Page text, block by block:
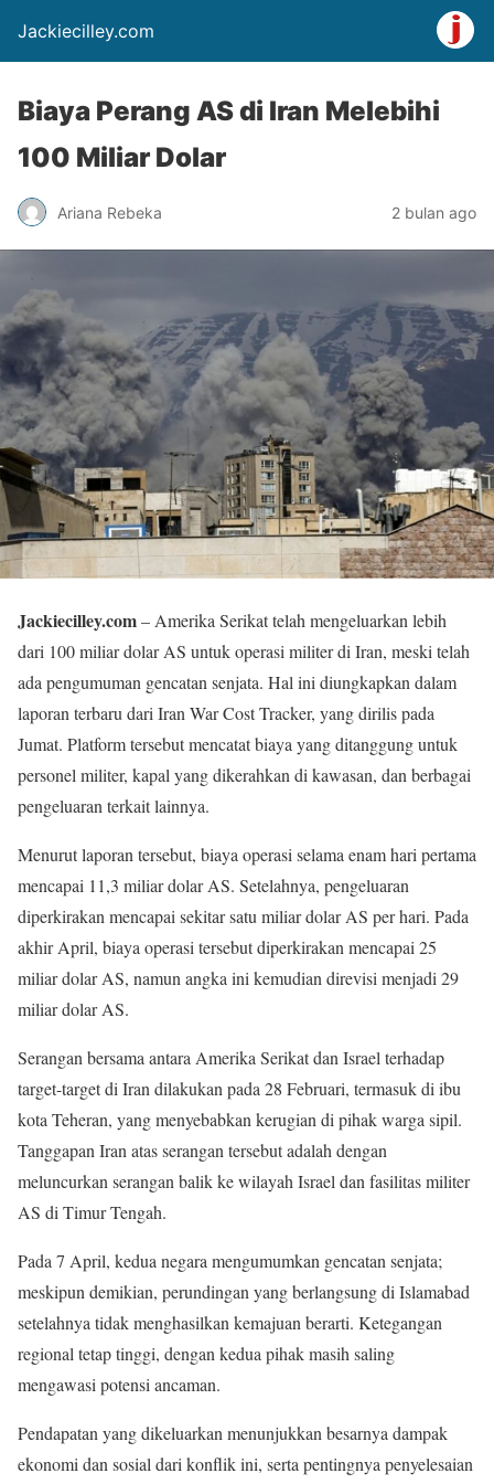
Jackiecilley.com
Biaya Perang AS di Iran Melebihi
100 Miliar Dolar
Ariana Rebeka 2 bulan ago
Jackiecilley.com– Amerika Serikat telah mengeluarkan lebih
dari 100 miliar dolar AS untuk operasi militer di Iran, meski telah
ada pengumuman gencatan senjata. Hal ini diungkapkan dalam
laporan terbaru dari Iran War Cost Tracker, yang dirilis pada
Jumat. Platform tersebut mencatat biaya yang ditanggung untuk
personel militer, kapal yang dikerahkan di kawasan, dan berbagai
pengeluaran terkait lainnya.
Menurut laporan tersebut, biaya operasi selama enam hari pertama
mencapai 11,3 miliar dolar AS. Setelahnya, pengeluaran
diperkirakan mencapai sekitar satu miliar dolar AS per hari. Pada
akhir April, biaya operasi tersebut diperkirakan mencapai 25
miliar dolar AS, namun angka ini kemudian direvisi menjadi 29
miliar dolar AS.
Serangan bersama antara Amerika Serikat dan Israel terhadap
target-target di Iran dilakukan pada 28 Februari, termasuk di ibu
kota Teheran, yang menyebabkan kerugian di pihak warga sipil.
Tanggapan Iran atas serangan tersebut adalah dengan
meluncurkan serangan balik ke wilayah Israel dan fasilitas militer
AS di Timur Tengah.
Pada 7 April, kedua negara mengumumkan gencatan senjata;
meskipun demikian, perundingan yang berlangsung di Islamabad
setelahnya tidak menghasilkan kemajuan berarti. Ketegangan
regional tetap tinggi, dengan kedua pihak masih saling
mengawasi potensi ancaman.
Pendapatan yang dikeluarkan menunjukkan besarnya dampak
ekonomi dan sosial dari konflik ini, serta pentingnya penyelesaian